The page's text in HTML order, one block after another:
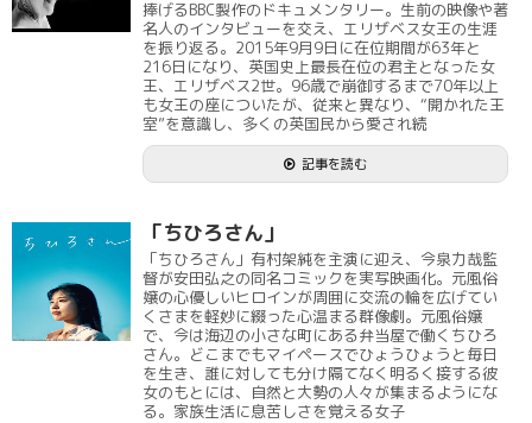
捧げるBBC製作のドキュメンタリー。生前の映像や著
名人のインタビューを交え、エリザベス女王の生涯
を振り返る。2015年9月9日に在位期間が63年と
216日になり、英国史上最長在位の君主となった女
王、エリザベス2世。96歳で崩御するまで70年以上
も女王の座についたが、従来と異なり、“開かれた王
室”を意識し、多くの英国民から愛され続
記事を読む
「ちひろさん」
「ちひろさん」有村架純を主演に迎え、今泉力哉監
督が安田弘之の同名コミックを実写映画化。元風俗
嬢の心優しいヒロインが周囲に交流の輪を広げてい
くさまを軽妙に綴った心温まる群像劇。元風俗嬢
で、今は海辺の小さな町にある弁当屋で働くちひろ
さん。どこまでもマイペースでひょうひょうと毎日
を生き、誰に対しても分け隔てなく明るく接する彼
女のもとには、自然と大勢の人々が集まるようにな
る。家族生活に息苦しさを覚える女子